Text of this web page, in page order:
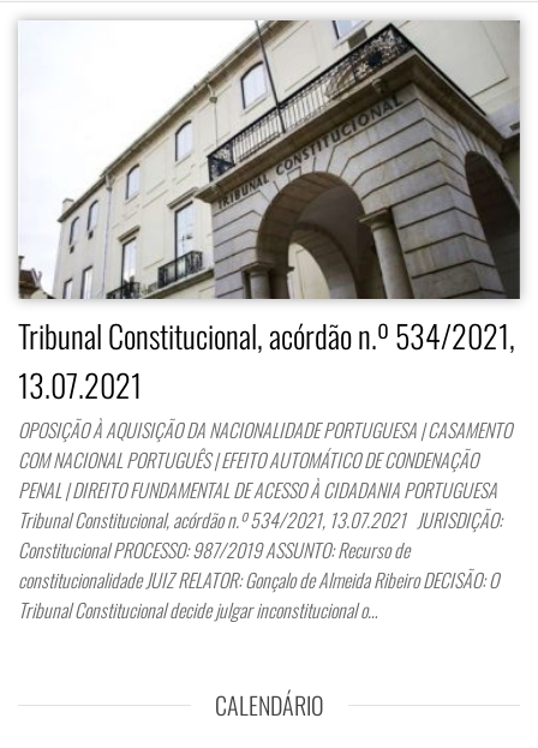
Tribunal Constitucional, acórdão n.º 534/2021,
13.07.2021
OPOSIÇÃO À AQUISIÇÃO DA NACIONALIDADE PORTUGUESA | CASAMENTO
COM NACIONAL PORTUGUÊS | EFEITO AUTOMÁTICO DE CONDENAÇÃO
PENAL | DIREITO FUNDAMENTAL DE ACESSO À CIDADANIA PORTUGUESA
Tribunal Constitucional, acórdão n.º 534/2021, 13.07.2021 JURISDIÇÃO:
Constitucional PROCESSO: 987/2019 ASSUNTO: Recurso de
constitucionalidade JUIZ RELATOR: Gonçalo de Almeida Ribeiro DECISÃO: O
Tribunal Constitucional decide julgar inconstitucional o…
CALENDÁRIO